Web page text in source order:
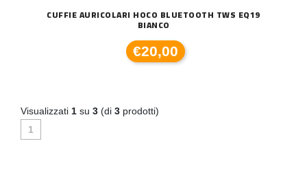
CUFFIE AURICOLARI HOCO BLUETOOTH TWS EQ19
BIANCO
€20,00
Visualizzati 1 su 3 (di 3 prodotti)
1